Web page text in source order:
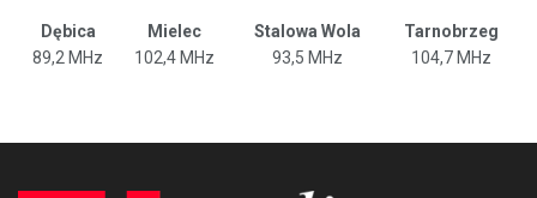
Dębica Mielec Stalowa Wola
Tarnobrzeg
89,2 MHz
102,4 MHz 93,5 MHz 104,7 MHz